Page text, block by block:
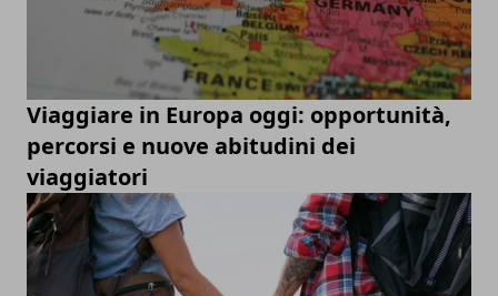
Viaggiare in Europa oggi: opportunità,
percorsi e nuove abitudini dei
viaggiatori